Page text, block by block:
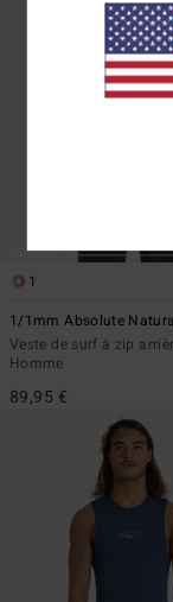
1
1/1mm Absolute
Veste de surf à zip
Homme
89,95 €